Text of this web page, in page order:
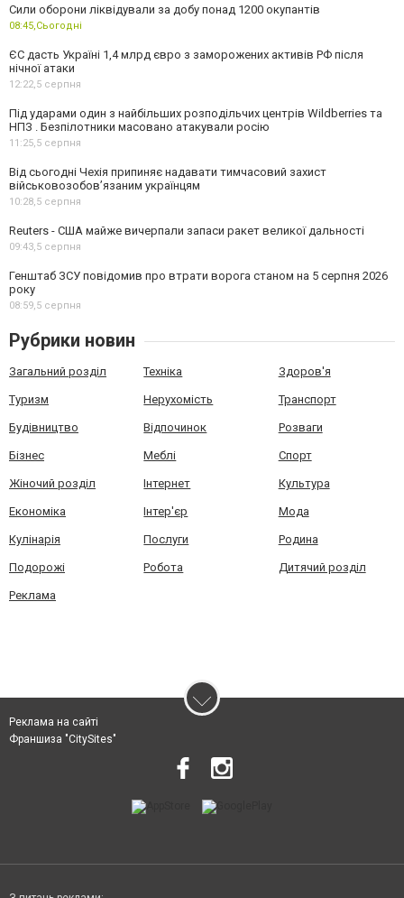
Сили оборони ліквідували за добу понад 1200 окупантів
08:45,Сьогодні
ЄС дасть Україні 1,4 млрд євро з заморожених активів РФ після
нічної атаки
12:22,5 серпня
Під ударами один з найбільших розподільчих центрів Wildberries та
НПЗ . Безпілотники масовано атакували росію
11:25,5 серпня
Від сьогодні Чехія припиняє надавати тимчасовий захист
військовозобов’язаним українцям
10:28,5 серпня
Reuters - США майже вичерпали запаси ракет великої дальності
09:43,5 серпня
Генштаб ЗСУ повідомив про втрати ворога станом на 5 серпня 2026
року
08:59,5 серпня
Рубрики новин
Загальний розділ Техніка Здоров'я
Туризм Нерухомість Транспорт
Будівництво Відпочинок Розваги
Бізнес Меблі Спорт
Жіночий розділ Інтернет Культура
Економіка Інтер'єр Мода
Кулінарія Послуги Родина
Подорожі Робота Дитячий розділ
Реклама
Реклама на сайті
Франшиза "CitySites"